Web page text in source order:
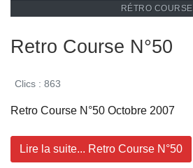
RÉTRO COURSE
Retro Course N°50
Clics : 863
Retro Course N°50 Octobre 2007
Lire la suite... Retro Course N°50